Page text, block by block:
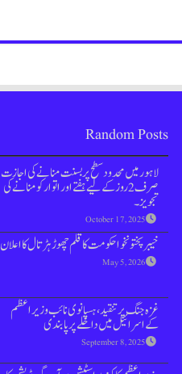
Random Posts
لاہور میں محدود سطح پر بسنت منانے کی اجازت
صرف 2 روز کےلیے ہفتے اور اتوار کو منانے کی
تجویز۔
October 17, 2025
خیبر پختونخوا حکومت کا قلم چھوڑ ہڑتال کا اعلان
May 5, 2026
غزہ جنگ پر تنقید، ہسپانوی نائب وزیراعظم
کےاسرائیل میں داخلے پر پابندی
September 8, 2025